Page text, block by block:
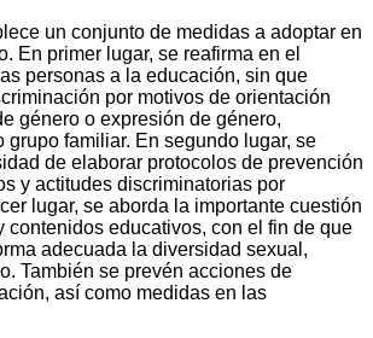
un conjunto de medidas a adoptar en
En primer lugar, se reafirma en el
personas a la educación, sin que
por motivos de orientación
género o expresión de género,
grupo familiar. En segundo lugar, se
de elaborar protocolos de prevención
y actitudes discriminatorias por
lugar, se aborda la importante cuestión
contenidos educativos, con el fin de que
adecuada la diversidad sexual,
También se prevén acciones de
así como medidas en las